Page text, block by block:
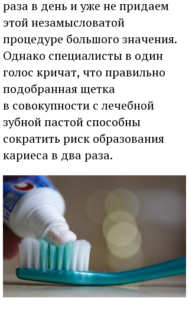
раза в день и уже не придаем
этой незамысловатой
процедуре большого значения.
Однако специалисты в один
голос кричат, что правильно
подобранная щетка
в совокупности с лечебной
зубной пастой способны
сократить риск образования
кариеса в два раза.